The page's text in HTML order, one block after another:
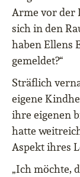
Arme vor der
sich in den
haben Ellens
gemeldet?“
Sträflich
eigene
ihre eigenen
hatte
Aspekt ihres
„Ich möchte,